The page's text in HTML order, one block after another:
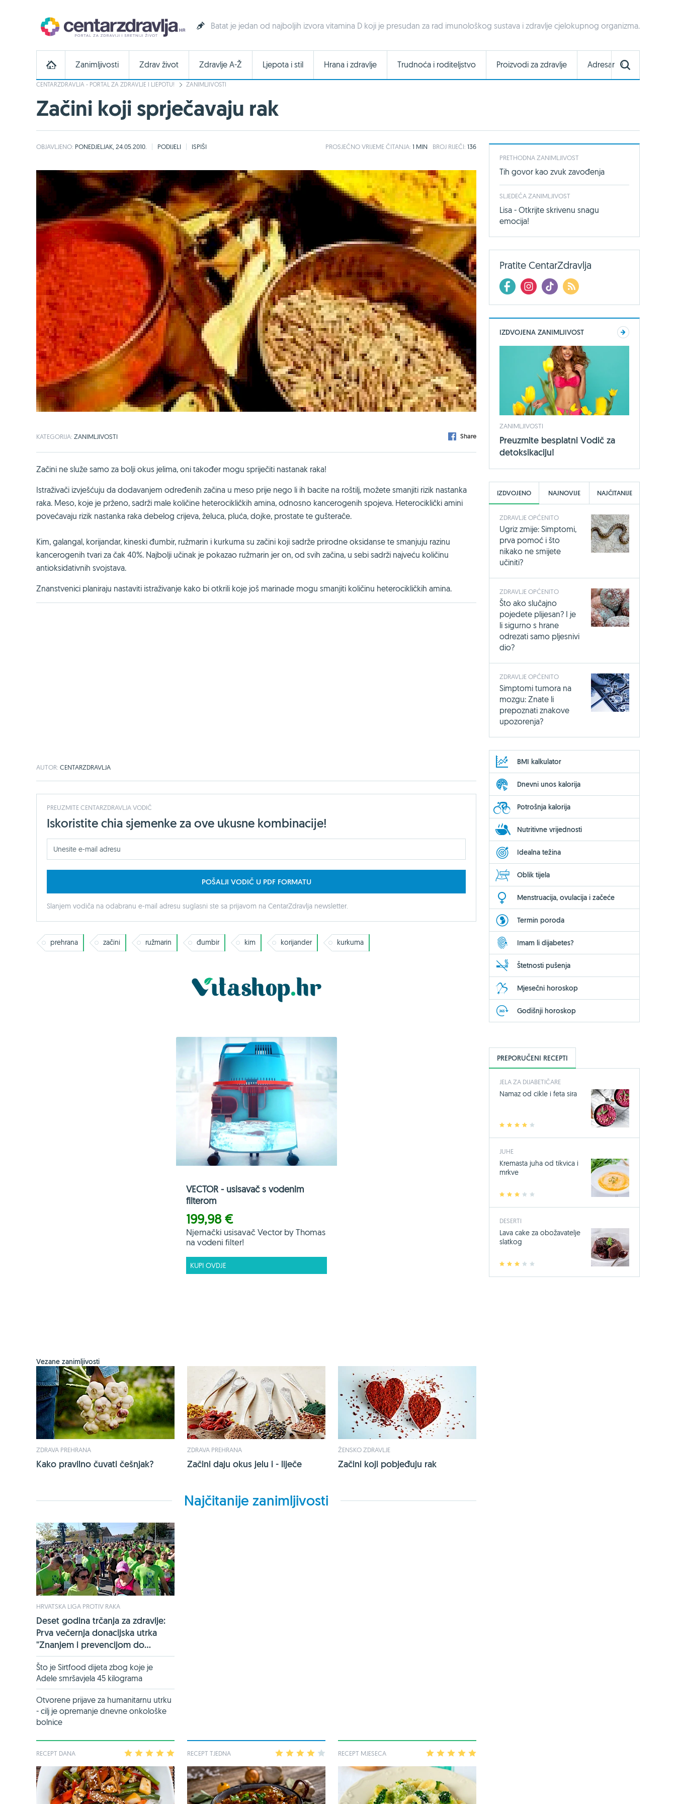
Batat je jedan od najboljih izvora vitamina D koji je presudan za rad imunološkog sustava i zdravlje cjelokupnog organizma.
Zanimljivosti Zdrav život Zdravlje A-Ž Ljepota i stil Hrana i zdravlje Trudnoća i roditeljstvo Proizvodi za zdravlje Adresar
CENTARZDRAVLJA - PORTAL ZA ZDRAVLJE I LJEPOTU! ZANIMLJIVOSTI
Začini koji sprječavaju rak
OBJAVLJENO: PONEDJELJAK, 24.05.2010. PODIJELI ISPIŠI PROSJEČNOVRIJEME ČITANJA: 1 MIN BROJ RIJEČI: 136
KATEGORIJA: ZANIMLJIVOSTI Share
Začini ne služe samo za bolji okus jelima, oni također mogu spriječiti nastanak raka!
Istraživači izvješćuju da dodavanjem određenih začina u meso prije nego li ih bacite na roštilj, možete smanjiti rizik nastanka
raka. Meso, koje je prženo, sadrži male količine heterocikličkih amina, odnosno kancerogenih spojeva. Heterociklički amini
povećavaju rizik nastanka raka debelog crijeva, želuca, pluća, dojke, prostate te gušterače.
Kim, galangal, korijandar, kineski đumbir, ružmarin i kurkuma su začini koji sadrže prirodne oksidanse te smanjuju razinu
kancerogenih tvari za čak 40%. Najbolji učinak je pokazao ružmarin jer on, od svih začina, u sebi sadrži najveću količinu
antioksidativnih svojstava.
Znanstvenici planiraju nastaviti istraživanje kako bi otkrili koje još marinade mogu smanjiti količinu heterocikličkih amina.
AUTOR: CENTARZDRAVLJA
PREUZMITE CENTARZDRAVLJA VODIČ
Iskoristite chia sjemenke za ove ukusne kombinacije!
POŠALJI VODIČ U PDF FORMATU
Slanjem vodiča na odabranu e-mail adresu suglasni ste sa prijavom na CentarZdravlja newsletter.
prehrana začini ružmarin đumbir kim korijander kurkuma
VECTOR - usisavač s vodenim
filterom
199,98 €
Njemački usisavač Vector by Thomas
na vodeni filter!
KUPI OVDJE 17,49 €
Vezane zanimljivosti
ZDRAVA PREHRANA
Kako pravilno čuvati češnjak?
ZDRAVA PREHRANA
Začini daju okus jelu i - liječe
ŽENSKO ZDRAVLJE
Začini koji pobjeđuju rak
Najčitanije zanimljivosti
HRVATSKA LIGA PROTIV RAKA
Deset godina trčanja za zdravlje:
Prva večernja donacijska utrka
"Znanjem i prevencijom do...
Što je Sirtfood dijeta zbog koje je
Adele smršavjela 45 kilograma
Otvorene prijave za humanitarnu utrku
- cilj je opremanje dnevne onkološke
bolnice
RECEPT DANA 2 3 4 RECEPT TJEDNA 2 3 4 RECEPT MJESECA 2 3 4
PRETHODNA ZANIMLJIVOST
Tih govor kao zvuk zavođenja
SLJEDEĆA ZANIMLJIVOST
Lisa - Otkrijte skrivenu snagu
emocija!
Pratite CentarZdravlja
IZDVOJENA ZANIMLJIVOST
ZANIMLJIVOSTI
Preuzmite besplatni Vodič za
detoksikaciju!
IZDVOJENO NAJNOVIJE NAJČITANIJE
ZDRAVLJE OPĆENITO
Ugriz zmije: Simptomi,
prva pomoć i što
nikako ne smijete
učiniti?
ZDRAVLJE OPĆENITO
Što ako slučajno
pojedete plijesan? I je
li sigurno s hrane
odrezati samo pljesnivi
dio?
ZDRAVLJE OPĆENITO
Simptomi tumora na
mozgu: Znate li
prepoznati znakove
upozorenja?
BMI kalkulator
Dnevni unos kalorija
Potrošnja kalorija
Nutritivne vrijednosti
Idealna težina
Oblik tijela
Menstruacija, ovulacija i začeće
Termin poroda
Imam li dijabetes?
Štetnosti pušenja
Mjesečni horoskop
Godišnji horoskop
PREPORUČENI RECEPTI
JELA ZA DIJABETIČARE
2 3 4
Namaz od cikle i feta sira
JUHE
2 3 4
Kremasta juha od tikvica i
mrkve
DESERTI
2 3 4
Lava cake za obožavatelje
slatkog